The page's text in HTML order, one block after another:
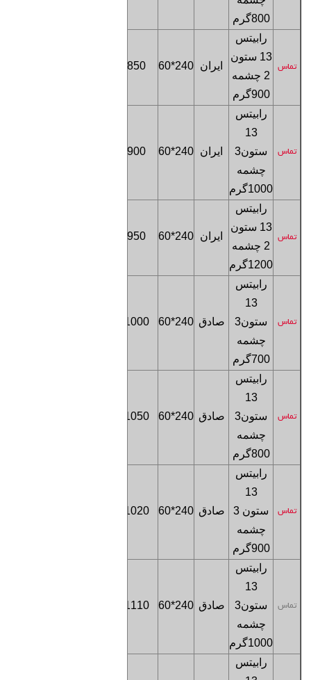
800گرم
تماس
رابیتس
13 ستون
2 چشمه
900گرم
ایران 240*60
850
تماس
رابیتس
13
ستون3
چشمه
1000گرم
ایران 240*60
900
تماس
رابیتس
13 ستون
2 چشمه
1200گرم
ایران 240*60
950
تماس
رابیتس
13
ستون3
چشمه
700گرم
صادق 240*60
1000
تماس
رابیتس
13
ستون3
چشمه
800گرم
صادق 240*60
1050
تماس
رابیتس
13
ستون 3
چشمه
900گرم
صادق 240*60
1020
تماس
رابیتس
13
ستون3
چشمه
1000گرم
صادق 240*60
1110
رابیتس